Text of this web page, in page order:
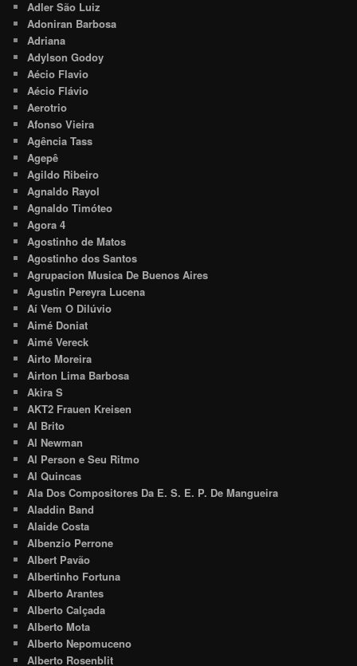
Adler São Luiz
Adoniran Barbosa
Adriana
Adylson Godoy
Aécio Flavio
Aécio Flávio
Aerotrio
Afonso Vieira
Agência Tass
Agepê
Agildo Ribeiro
Agnaldo Rayol
Agnaldo Timóteo
Agora 4
Agostinho de Matos
Agostinho dos Santos
Agrupacion Musica De Buenos Aires
Agustin Pereyra Lucena
Aí Vem O Dilúvio
Aimé Doniat
Aimé Vereck
Airto Moreira
Airton Lima Barbosa
Akira S
AKT2 Frauen Kreisen
Al Brito
Al Newman
Al Person e Seu Ritmo
Al Quincas
Ala Dos Compositores Da E. S. E. P. De Mangueira
Aladdin Band
Alaide Costa
Albenzio Perrone
Albert Pavão
Albertinho Fortuna
Alberto Arantes
Alberto Calçada
Alberto Mota
Alberto Nepomuceno
Alberto Rosenblit